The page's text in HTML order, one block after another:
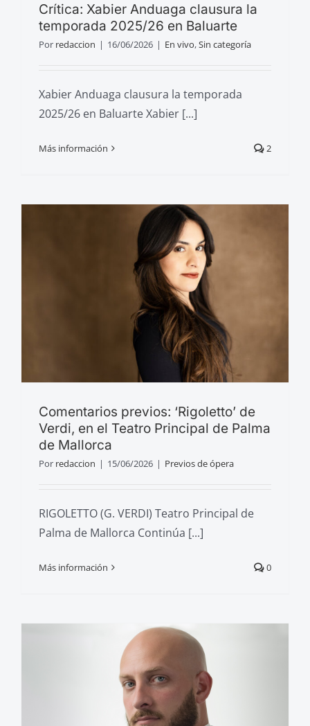
Crítica: Xabier Anduaga clausura la
temporada 2025/26 en Baluarte
Por redaccion | 16/06/2026 | En vivo,Sin categoría
Xabier Anduaga clausura la temporada
2025/26 en Baluarte Xabier [...]
Más información 2
Comentarios previos: ‘Rigoletto’ de
Verdi, en el Teatro Principal de Palma
de Mallorca
Por redaccion | 15/06/2026 | Previos de ópera
RIGOLETTO (G. VERDI) Teatro Principal de
Palma de Mallorca Continúa [...]
Más información 0